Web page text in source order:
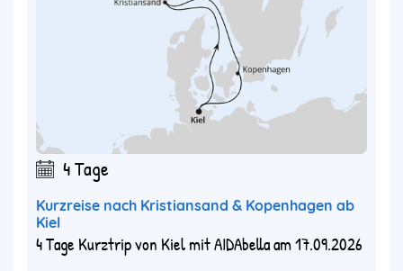
4 Tage
Kurzreise nach Kristiansand & Kopenhagen ab
Kiel
4 Tage Kurztrip von Kiel mit AIDAbella am 17.09.2026